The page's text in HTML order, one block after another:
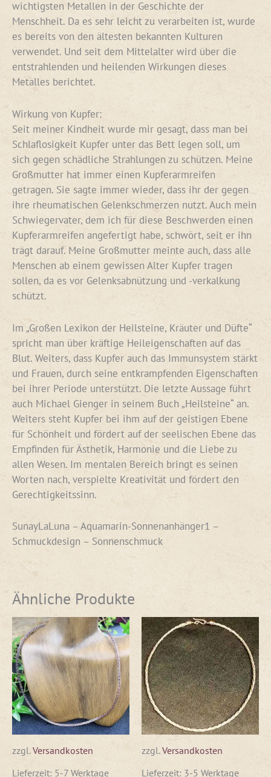
wichtigsten Metallen in der Geschichte der
Menschheit. Da es sehr leicht zu verarbeiten ist, wurde
es bereits von den ältesten bekannten Kulturen
verwendet. Und seit dem Mittelalter wird über die
entstrahlenden und heilenden Wirkungen dieses
Metalles berichtet.
Wirkung von Kupfer:
Seit meiner Kindheit wurde mir gesagt, dass man bei
Schlaflosigkeit Kupfer unter das Bett legen soll, um
sich gegen schädliche Strahlungen zu schützen. Meine
Großmutter hat immer einen Kupferarmreifen
getragen. Sie sagte immer wieder, dass ihr der gegen
ihre rheumatischen Gelenkschmerzen nutzt. Auch mein
Schwiegervater, dem ich für diese Beschwerden einen
Kupferarmreifen angefertigt habe, schwört, seit er ihn
trägt darauf. Meine Großmutter meinte auch, dass alle
Menschen ab einem gewissen Alter Kupfer tragen
sollen, da es vor Gelenksabnützung und -verkalkung
schützt.
Im „Großen Lexikon der Heilsteine, Kräuter und Düfte“
spricht man über kräftige Heileigenschaften auf das
Blut. Weiters, dass Kupfer auch das Immunsystem stärkt
und Frauen, durch seine entkrampfenden Eigenschaften
bei ihrer Periode unterstützt. Die letzte Aussage führt
auch Michael Gienger in seinem Buch „Heilsteine“ an.
Weiters steht Kupfer bei ihm auf der geistigen Ebene
für Schönheit und fördert auf der seelischen Ebene das
Empfinden für Ästhetik, Harmonie und die Liebe zu
allen Wesen. Im mentalen Bereich bringt es seinen
Worten nach, verspielte Kreativität und fördert den
Gerechtigkeitssinn.
SunayLaLuna – Aquamarin-Sonnenanhänger1 –
Schmuckdesign – Sonnenschmuck
Ähnliche Produkte
zzgl.Versandkosten
Lieferzeit: 5-7 Werktage
zzgl.Versandkosten
Lieferzeit: 3-5 Werktage